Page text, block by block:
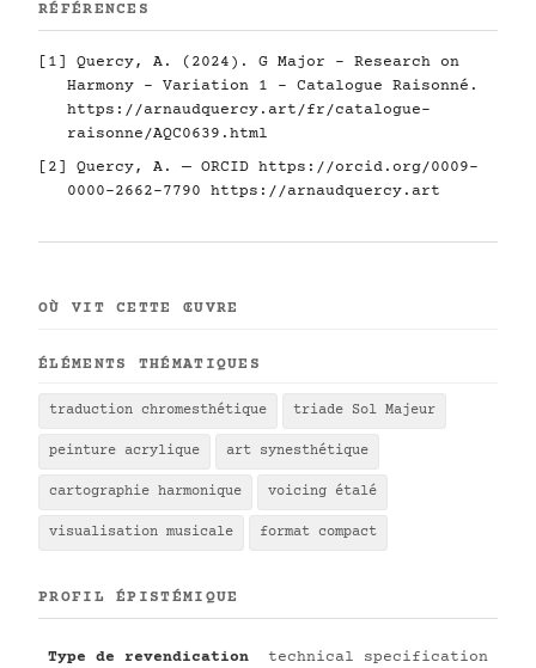
RÉFÉRENCES
[1] Quercy, A. (2024). G Major - Research on
Harmony - Variation 1 - Catalogue Raisonné.
https://arnaudquercy.art/fr/catalogue-
raisonne/AQC0639.html
[2] Quercy, A. — ORCID https://orcid.org/0009-
0000-2662-7790
https://arnaudquercy.art
OÙ VIT CETTE ŒUVRE
ÉLÉMENTS THÉMATIQUES
traduction chromesthétique triade Sol Majeur
peinture acrylique art synesthétique
cartographie harmonique voicing étalé
visualisation musicale format compact
PROFIL ÉPISTÉMIQUE
Type de revendication technical specification